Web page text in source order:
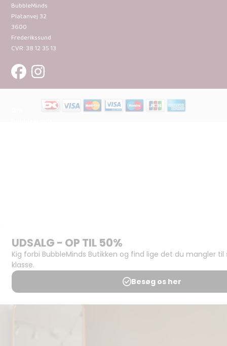
BubbleMinds
Platanvej 32
3600
Frederikssund
CVR: 38 12 35 13
Support og
juridisk:
Spørgsmål og
svar
Medlemsbetingelser
Handels- og